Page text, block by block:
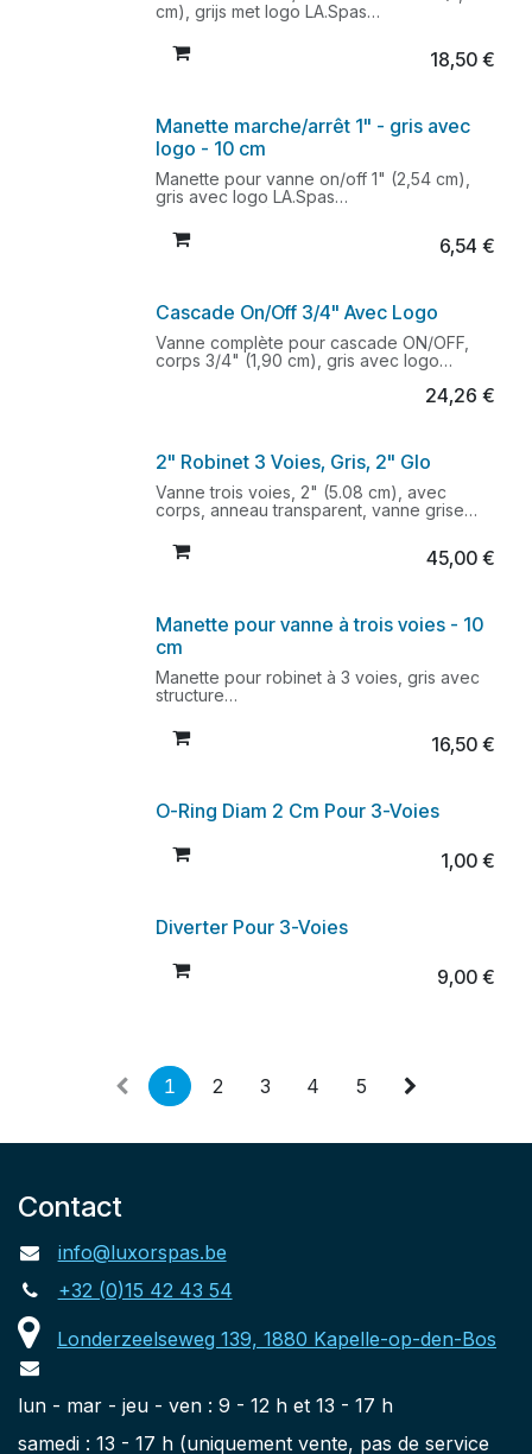
cm), grijs met logo LA.Spas
Lengte hendel : 14 cm
Compatibel met PTPL-40165
18,50€
Manette marche/arrêt 1" - gris avec
logo - 10 cm
Manette pour vanne on/off 1" (2,54 cm),
gris avec logo LA.Spas
Longueur du levier : 10 cm
Compatible avec PTPL-40163 et PTPL-6,54 €
Cascade On/Off 3/4" Avec Logo
Vanne complète pour cascade ON/OFF,
corps 3/4" (1,90 cm), gris avec logo
24,26 €
2" Robinet 3 Voies, Gris, 2" Glo
Vanne trois voies, 2" (5.08 cm), avec
corps, anneau transparent, vanne grise
modèles de spas de L.A.
45,00€
Manette pour vanne à trois voies - 10
cm
Manette pour robinet à 3 voies, gris avec
structure
Trou carré : 11 mm x 11 mm
Convient aux anciens modèles de L.A.Spas
35165L
16,50€
O-Ring Diam 2 Cm Pour 3-Voies
1,00€
Diverter Pour 3-Voies
9,00€
1 2 3 4 5
Contact
info@luxorspas.be
+32 (0)15 42 43 54
Londerzeelseweg 139, 1880 Kapelle-op-den-Bos
lun - mar - jeu - ven : 9 - 12 h et 13 - 17 h
samedi : 13 - 17 h (uniquement vente, pas de service